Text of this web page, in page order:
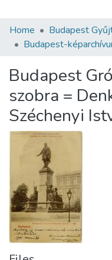
Communities &
Statistics
About us
Home Budapest
Budapest-
Budapest
szobra =
Széchenyi